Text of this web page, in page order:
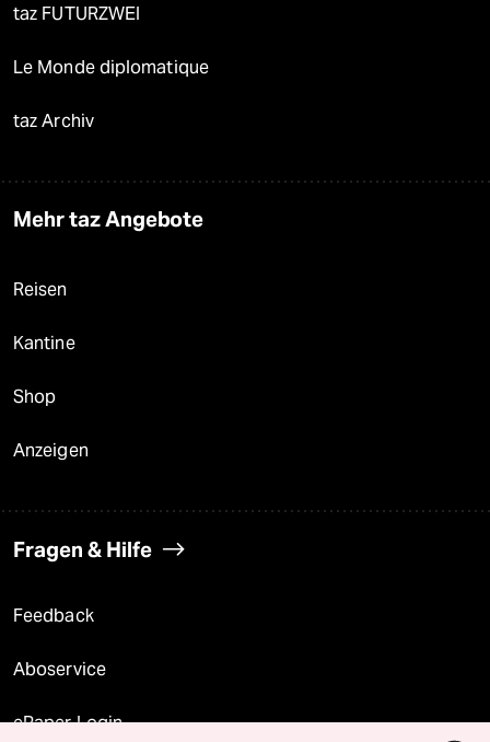
taz FUTURZWEI
Le Monde diplomatique
taz Archiv
Mehr taz Angebote
Reisen
Kantine
Shop
Anzeigen
Fragen & Hilfe
Feedback
Aboservice
ePaper Login